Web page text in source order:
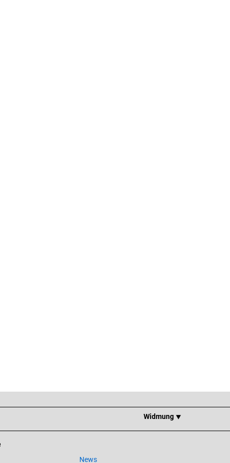
Widmung ⯆
News